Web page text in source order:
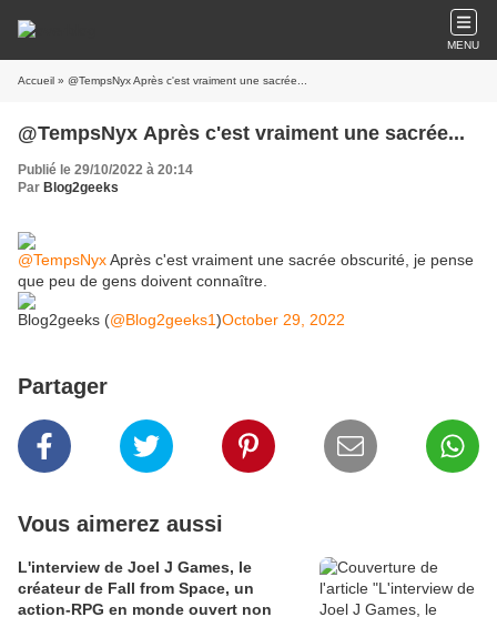
MENU
Accueil » @TempsNyx Après c'est vraiment une sacrée...
@TempsNyx Après c'est vraiment une sacrée...
Publié le 29/10/2022 à 20:14
Par Blog2geeks
@TempsNyxAprès c'est vraiment une sacrée obscurité, je pense
que peu de gens doivent connaître.
Blog2geeks (@Blog2geeks1)October 29, 2022
Partager
Vous aimerez aussi
L'interview de Joel J Games, le
créateur de Fall from Space, un
action-RPG en monde ouvert non